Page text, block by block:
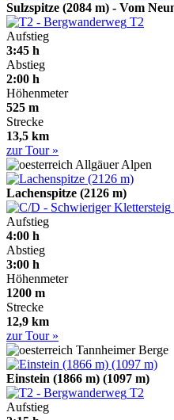
Sulzspitze (2084 m) - Vom
T2
Aufstieg
3:45 h
Abstieg
2:00 h
Höhenmeter
525 m
Strecke
13,5 km
zur Tour »
Allgäuer Alpen
Lachenspitze (2126 m)
Aufstieg
4:00 h
Abstieg
3:00 h
Höhenmeter
1200 m
Strecke
12,9 km
zur Tour »
Tannheimer Berge
Einstein (1866 m) (1097 m)
T2
Aufstieg